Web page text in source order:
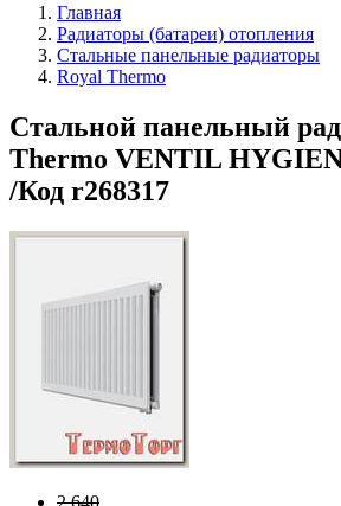
Главная
Радиаторы (батареи) отопления
Стальные панельные радиаторы
Royal Thermo
Стальной панельный
Thermo VENTIL
/Код r268317
2 640